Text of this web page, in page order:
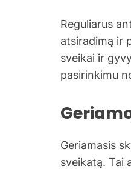
Reguliarus
atsiradimą ir
sveikai ir
pasirinkimu
Geriamasis
sveikatą. Tai